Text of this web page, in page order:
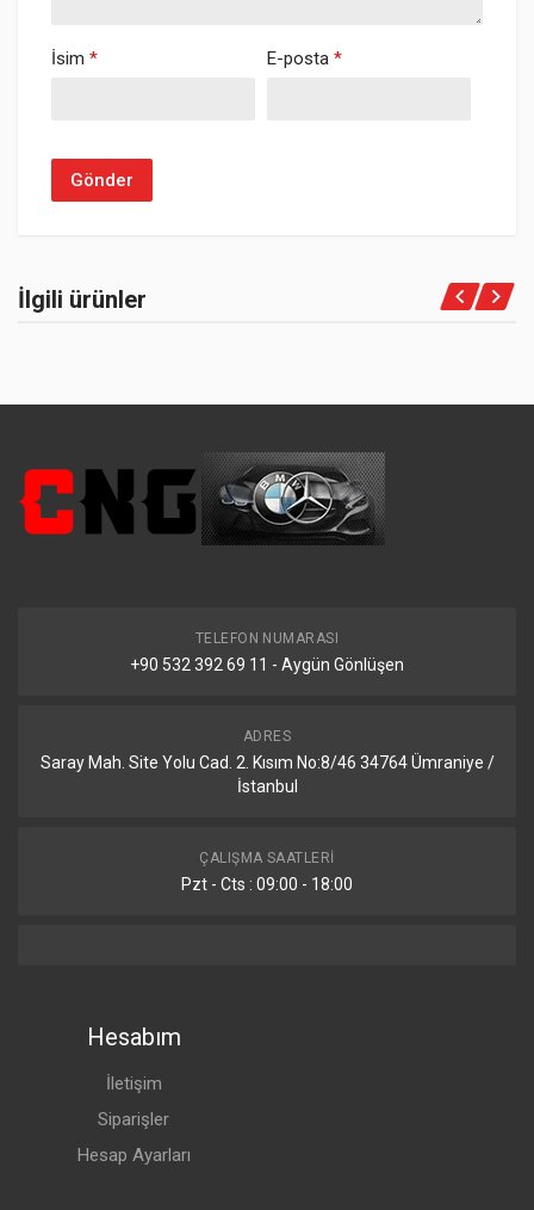
İsim * E-posta *
İlgili ürünler
TELEFON NUMARASI
+90 532 392 69 11 - Aygün Gönlüşen
ADRES
Saray Mah. Site Yolu Cad. 2. Kısım No:8/46 34764 Ümraniye /
İstanbul
ÇALIŞMA SAATLERI
Pzt - Cts : 09:00 - 18:00
Hesabım
İletişim
Siparişler
Hesap Ayarları